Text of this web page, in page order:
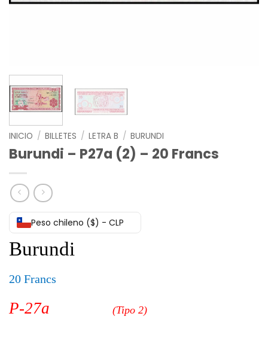
INICIO / BILLETES / LETRA B / BURUNDI
Burundi – P27a (2) – 20 Francs
Peso chileno ($) - CLP
Burundi
20 Francs
P-27a (Tipo 2)